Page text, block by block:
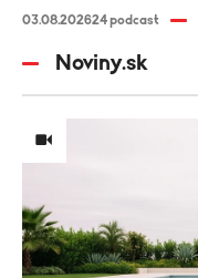
03.08.202624 podcast
Noviny.sk